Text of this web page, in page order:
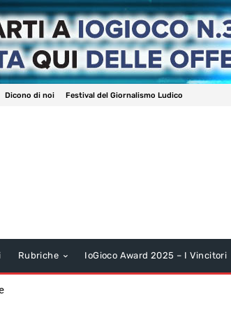
Dicono di noi Festival del Giornalismo Ludico
Rubriche IoGioco Award 2025 – I Vincitori